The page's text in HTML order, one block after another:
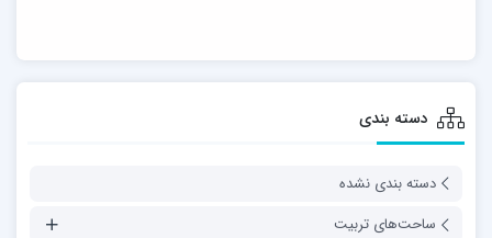
دسته بندی
دسته بندی نشده
ساحت‌های تربیت